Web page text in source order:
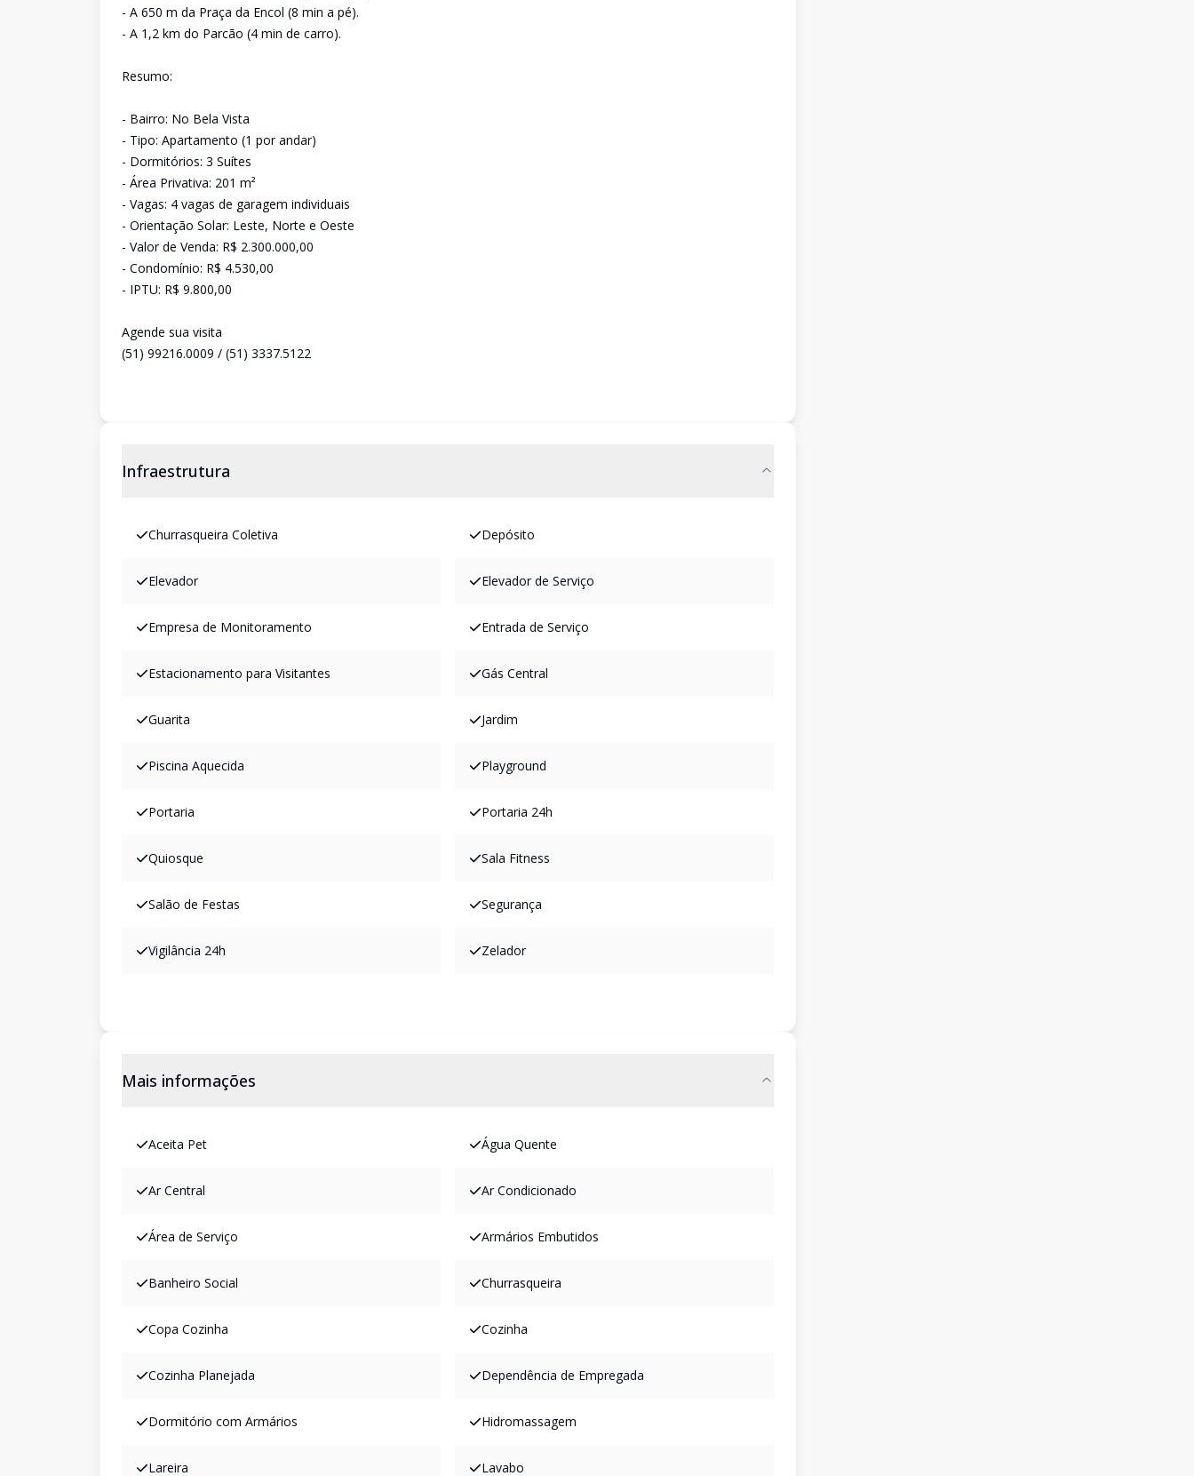
- A 650 m da Praça da Encol (8 min a pé).
- A 1,2 km do Parcão (4 min de carro).
Resumo:
- Bairro: No Bela Vista
- Tipo: Apartamento (1 por andar)
- Dormitórios: 3 Suítes
- Área Privativa: 201 m²
- Vagas: 4 vagas de garagem individuais
- Orientação Solar: Leste, Norte e Oeste
- Valor de Venda: R$ 2.300.000,00
- Condomínio: R$ 4.530,00
- IPTU: R$ 9.800,00
Agende sua visita
(51) 99216.0009 / (51) 3337.5122
Infraestrutura
Churrasqueira Coletiva Depósito
Elevador Elevador de Serviço
Empresa de Monitoramento Entrada de Serviço
Estacionamento para Visitantes Gás Central
Guarita Jardim
Piscina Aquecida Playground
Portaria Portaria 24h
Quiosque Sala Fitness
Salão de Festas Segurança
Vigilância 24h Zelador
Mais informações
Aceita Pet Água Quente
Ar Central Ar Condicionado
Área de Serviço Armários Embutidos
Banheiro Social Churrasqueira
Copa Cozinha Cozinha
Cozinha Planejada Dependência de Empregada
Dormitório com Armários Hidromassagem
Lareira Lavabo